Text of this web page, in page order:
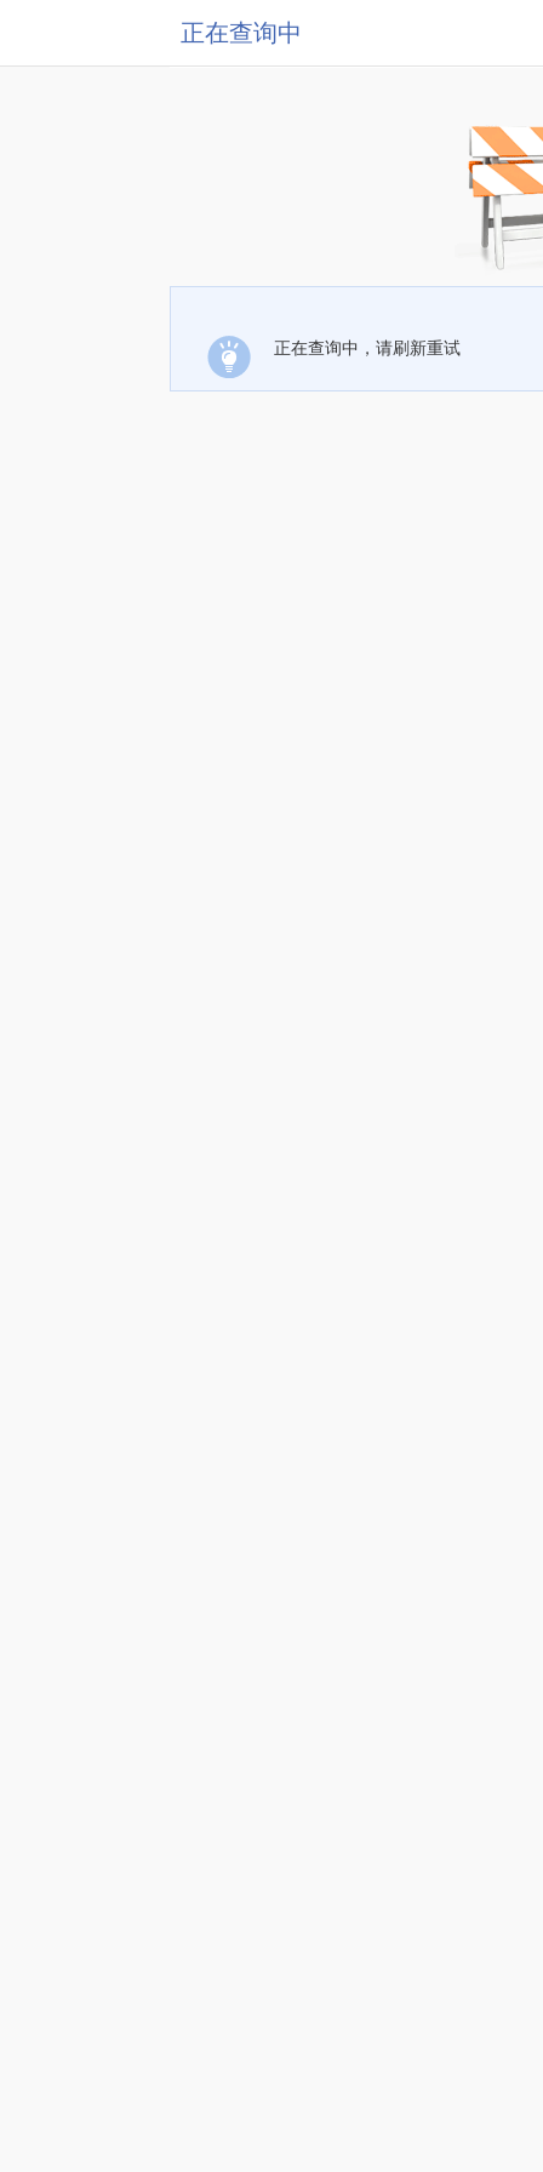
正在查询中
正在查询中，请刷新重试